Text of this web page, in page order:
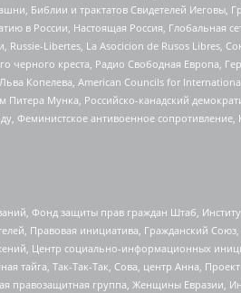
Библии и трактатов Свидетелей Иеговы,
в России, Настоящая Россия, Глобальная
Libertes, La Asocicion de Rusos Libres,
креста, Радио Свободная Европа,
Копелева, American Councils for
Мунка, Российско-канадский
антивоенное сопротивление,
Фонд защиты прав граждан Штаб,
Правовая инициатива, Гражданский
Центр социально-информационных
Так-Так-Так, Сова, центр Анна,
группа, Женщины Евразии,